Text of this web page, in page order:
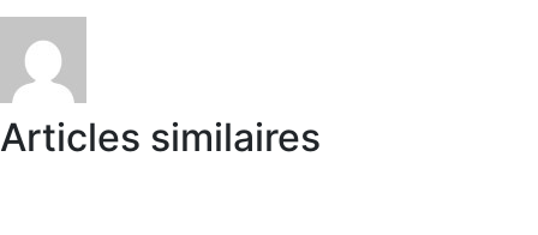
Articles similaires